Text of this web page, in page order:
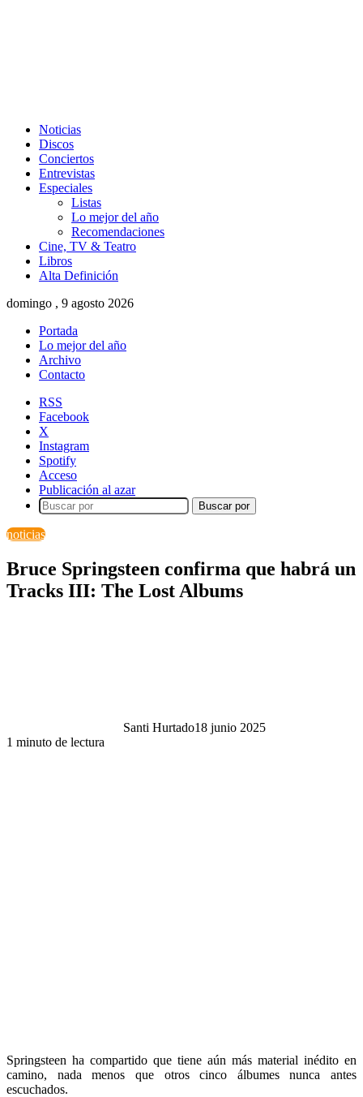
Noticias
Discos
Conciertos
Entrevistas
Especiales
Listas
Lo mejor del año
Recomendaciones
Cine, TV & Teatro
Libros
Alta Definición
domingo , 9 agosto 2026
Portada
Lo mejor del año
Archivo
Contacto
RSS
Facebook
X
Instagram
Spotify
Acceso
Publicación al azar
Buscar por
noticias
Bruce Springsteen confirma que habrá un
Tracks III: The Lost Albums
Santi Hurtado18 junio 2025
1 minuto de lectura
Springsteen ha compartido que tiene aún más material inédito en
camino, nada menos que otros cinco álbumes nunca antes
escuchados.